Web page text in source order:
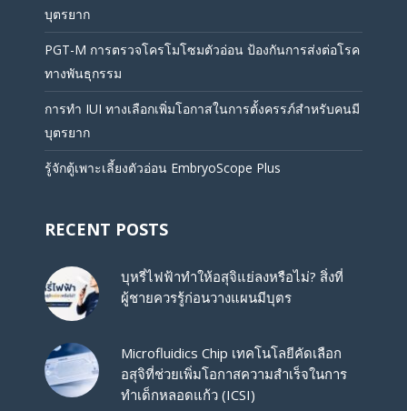
บุตรยาก
PGT-M การตรวจโครโมโซมตัวอ่อน ป้องกันการส่งต่อโรค
ทางพันธุกรรม
การทำ IUI ทางเลือกเพิ่มโอกาสในการตั้งครรภ์สำหรับคนมี
บุตรยาก
รู้จักตู้เพาะเลี้ยงตัวอ่อน EmbryoScope Plus
RECENT POSTS
บุหรี่ไฟฟ้าทำให้อสุจิแย่ลงหรือไม่? สิ่งที่
ผู้ชายควรรู้ก่อนวางแผนมีบุตร
Microfluidics Chip เทคโนโลยีคัดเลือก
อสุจิที่ช่วยเพิ่มโอกาสความสำเร็จในการ
ทำเด็กหลอดแก้ว (ICSI)